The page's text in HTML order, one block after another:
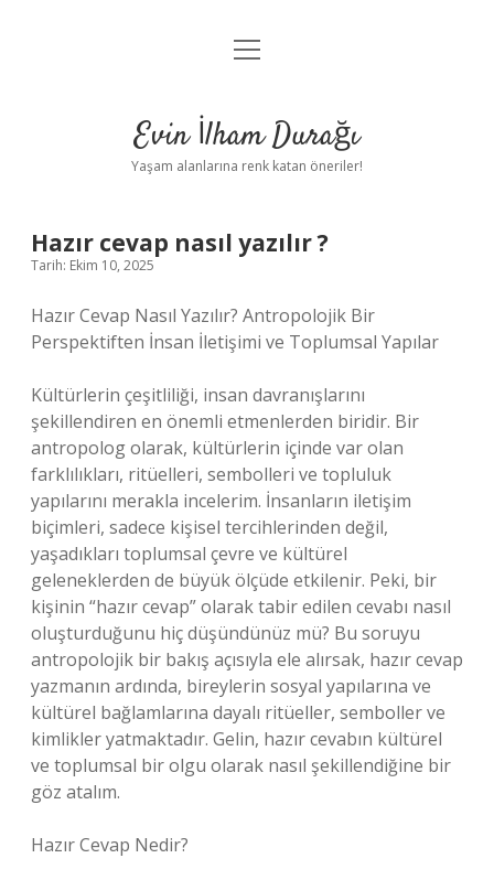
Anasayfa
Yasal Uyarı
menüyü
Evin İlham Durağı
Yaşam alanlarına renk katan öneriler!
Hazır cevap nasıl yazılır ?
Tarih: Ekim 10, 2025
Hazır Cevap Nasıl Yazılır? Antropolojik Bir
Perspektiften İnsan İletişimi ve Toplumsal Yapılar
Kültürlerin çeşitliliği, insan davranışlarını
şekillendiren en önemli etmenlerden biridir. Bir
antropolog olarak, kültürlerin içinde var olan
farklılıkları, ritüelleri, sembolleri ve topluluk
yapılarını merakla incelerim. İnsanların iletişim
biçimleri, sadece kişisel tercihlerinden değil,
yaşadıkları toplumsal çevre ve kültürel
geleneklerden de büyük ölçüde etkilenir. Peki, bir
kişinin “hazır cevap” olarak tabir edilen cevabı nasıl
oluşturduğunu hiç düşündünüz mü? Bu soruyu
antropolojik bir bakış açısıyla ele alırsak, hazır cevap
yazmanın ardında, bireylerin sosyal yapılarına ve
kültürel bağlamlarına dayalı ritüeller, semboller ve
kimlikler yatmaktadır. Gelin, hazır cevabın kültürel
ve toplumsal bir olgu olarak nasıl şekillendiğine bir
göz atalım.
Hazır Cevap Nedir?